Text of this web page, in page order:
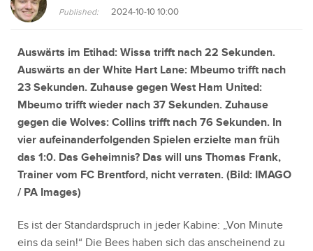
Published: 2024-10-10 10:00
Auswärts im Etihad: Wissa trifft nach 22 Sekunden.
Auswärts an der White Hart Lane: Mbeumo trifft nach
23 Sekunden. Zuhause gegen West Ham United:
Mbeumo trifft wieder nach 37 Sekunden. Zuhause
gegen die Wolves: Collins trifft nach 76 Sekunden. In
vier aufeinanderfolgenden Spielen erzielte man früh
das 1:0. Das Geheimnis? Das will uns Thomas Frank,
Trainer vom FC Brentford, nicht verraten. (Bild: IMAGO
/ PA Images)
Es ist der Standardspruch in jeder Kabine: „Von Minute
eins da sein!“ Die Bees haben sich das anscheinend zu